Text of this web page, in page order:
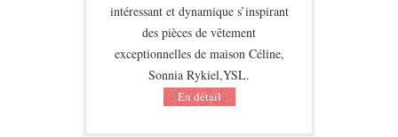
intéressant et dynamique s’inspirant
des pièces de vêtement
exceptionnelles de maison Céline,
Sonnia Rykiel,YSL.
Еn détail